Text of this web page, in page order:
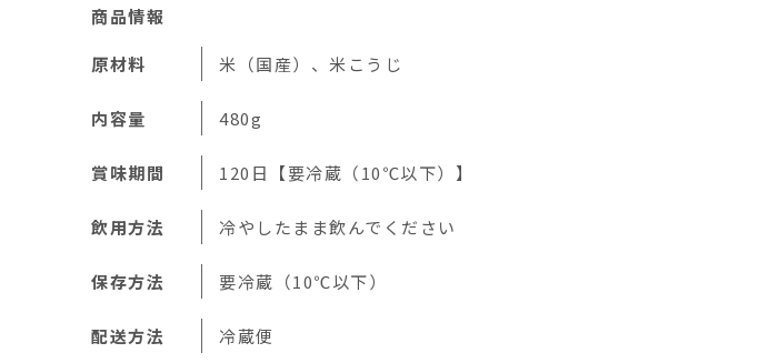
商品情報
原材料 米（国産）、米こうじ
内容量 480g
賞味期間 120日【要冷蔵（10℃以下）】
飲用方法 冷やしたまま飲んでください
保存方法 要冷蔵（10℃以下）
配送方法 冷蔵便